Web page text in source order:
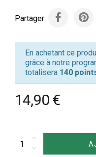
Partager
En achetant ce
grâce à notre
totalisera 140
14,90 €